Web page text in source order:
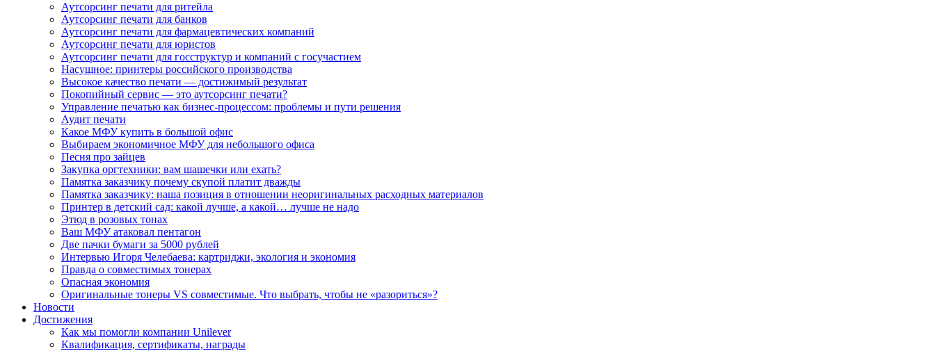
Аутсорсинг печати для ритейла
Аутсорсинг печати для банков
Аутсорсинг печати для фармацевтических компаний
Аутсорсинг печати для юристов
Аутсорсинг печати для госструктур и компаний с госучастием
Насущное: принтеры российского производства
Высокое качество печати — достижимый результат
Покопийный сервис — это аутсорсинг печати?
Управление печатью как бизнес-процессом: проблемы и пути решения
Аудит печати
Какое МФУ купить в большой офис
Выбираем экономичное МФУ для небольшого офиса
Песня про зайцев
Закупка оргтехники: вам шашечки или ехать?
Памятка заказчику почему скупой платит дважды
Памятка заказчику: наша позиция в отношении неоригинальных расходных материалов
Принтер в детский сад: какой лучше, а какой… лучше не надо
Этюд в розовых тонах
Ваш МФУ атаковал пентагон
Две пачки бумаги за 5000 рублей
Интервью Игоря Челебаева: картриджи, экология и экономия
Правда о совместимых тонерах
Опасная экономия
Оригинальные тонеры VS совместимые. Что выбрать, чтобы не «разориться»?
Новости
Достижения
Как мы помогли компании Unilever
Квалификация, сертификаты, награды